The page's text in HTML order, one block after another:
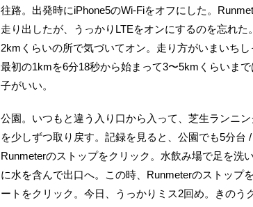
往路。出発時にiPhone5のWi-Fiをオフにした。
走り出したが、うっかりLTEをオンにするのを忘れた
2kmくらいの所で気づいてオン。走り方がいまいち
最初の1kmを6分18秒から始まって3〜5kmくらいま
子がいい。
公園。いつもと違う入り口から入って、芝生ランニ
を少しずつ取り戻す。記録を見ると、公園でも5分
Runmeterのストップをクリック。水飲み場で足を洗
に水を含んで出口へ。この時、Runmeterのストップ
ートをクリック。今日、うっかりミス2回め。きのう